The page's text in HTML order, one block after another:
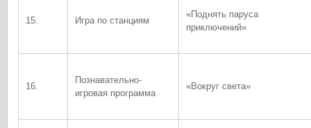
15. Игра по станциям
«Поднять паруса
приключений»
16.
Познавательно-
игровая программа
«Вокруг света»